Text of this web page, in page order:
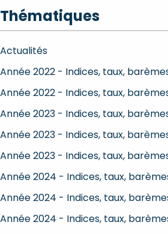
Thématiques
Actualités
Année 2022 - Indices, taux,
Année 2022 - Indices, taux,
Année 2023 - Indices, taux,
Année 2023 - Indices, taux,
Année 2023 - Indices, taux,
Année 2024 - Indices, taux,
Année 2024 - Indices, taux,
Année 2024 - Indices, taux,